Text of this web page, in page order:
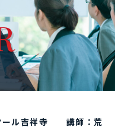
ール吉祥寺 講師：荒